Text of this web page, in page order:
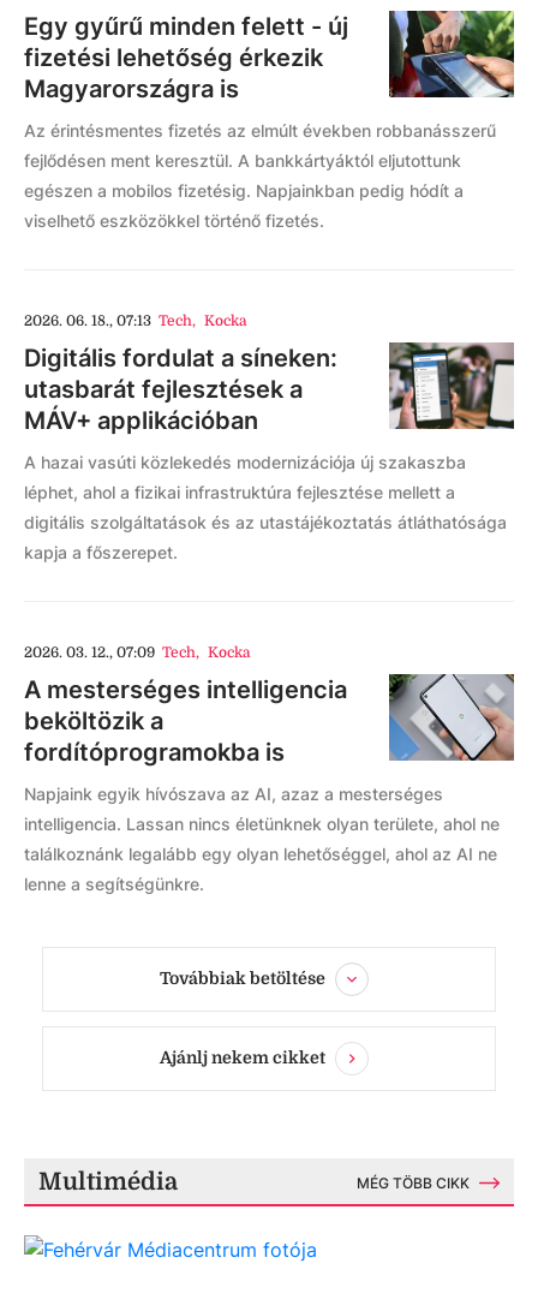
Egy gyűrű minden felett - új
fizetési lehetőség érkezik
Magyarországra is
Az érintésmentes fizetés az elmúlt években robbanásszerű
fejlődésen ment keresztül. A bankkártyáktól eljutottunk
egészen a mobilos fizetésig. Napjainkban pedig hódít a
viselhető eszközökkel történő fizetés.
2026. 06. 18., 07:13 Tech, Kocka
Digitális fordulat a síneken:
utasbarát fejlesztések a
MÁV+ applikációban
A hazai vasúti közlekedés modernizációja új szakaszba
léphet, ahol a fizikai infrastruktúra fejlesztése mellett a
digitális szolgáltatások és az utastájékoztatás átláthatósága
kapja a főszerepet.
2026. 03. 12., 07:09 Tech, Kocka
A mesterséges intelligencia
beköltözik a
fordítóprogramokba is
Napjaink egyik hívószava az AI, azaz a mesterséges
intelligencia. Lassan nincs életünknek olyan területe, ahol ne
találkoznánk legalább egy olyan lehetőséggel, ahol az AI ne
lenne a segítségünkre.
Továbbiak betöltése
Ajánlj nekem cikket
Multimédia MÉG TÖBB CIKK